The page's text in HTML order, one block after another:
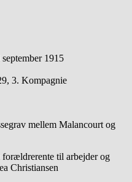
1915
3. Kompagnie
mellem Malancourt og
forældrerente til arbejder og
Christiansen